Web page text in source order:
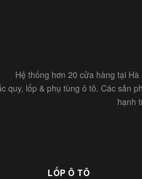
Hệ thống hơn 20 cửa hàng tại
quy, lốp & phụ tùng ô tô. Các sản
hạnh
LỐP Ô TÔ